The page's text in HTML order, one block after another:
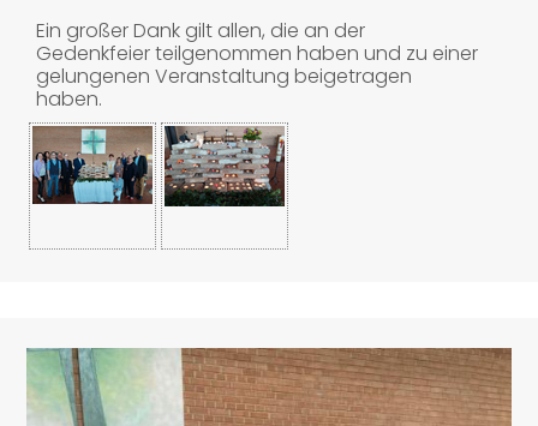
Ein großer Dank gilt allen, die an der
Gedenkfeier teilgenommen haben und zu einer
gelungenen Veranstaltung beigetragen
haben.